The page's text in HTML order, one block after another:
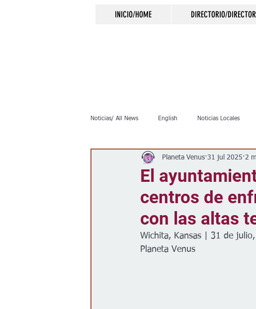
INICIO/HOME DIRECTORIO/
Noticias/ All News English Noticias Locales
Inmigración Crimen Negocios
Clima Vivienda
Espectáculos
El
centros de
con las altas
Planeta Venus 31 jul 2025 2
Wichita, Kansas | 31 de
Planeta Venus